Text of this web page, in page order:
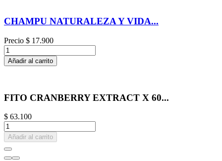
CHAMPU NATURALEZA Y VIDA...
Precio $ 17.900
Añadir al carrito
FITO CRANBERRY EXTRACT X 60...
$ 63.100
Añadir al carrito